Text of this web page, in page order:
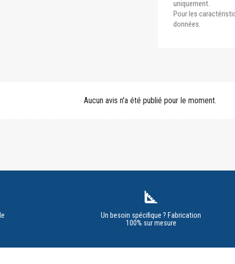
uniquement.
Pour les
données.
Aucun avis n'a été publié pour le moment.
square_foot
Un besoin spécifique ? Fabrication
100% sur mesure